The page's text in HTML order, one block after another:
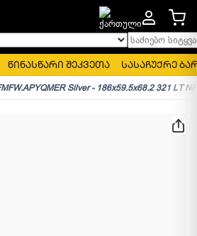
საძიებო
წინასწარი შეკვეთა სასაჩუქრე
Silver - 186x59.5x68.2 321 LT NF